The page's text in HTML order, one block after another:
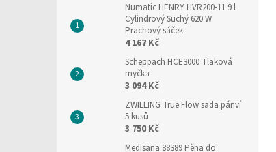
Numatic HENRY HVR200-11 9 l
Cylindrový Suchý 620 W
Prachový sáček
4 167 Kč
Scheppach HCE3000 Tlaková
myčka
3 094 Kč
ZWILLING True Flow sada pánví
5 kusů
3 750 Kč
Medisana 88389 Pěna do